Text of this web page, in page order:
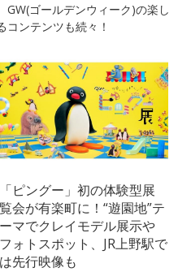
GW(ゴールデンウィーク)の楽し
ンテンツも続々！
「ピングー」初の体験型展
覧会が有楽町に！“遊園地”テ
ーマでクレイモデル展示や
フォトスポット、JR上野駅で
は先行映像も